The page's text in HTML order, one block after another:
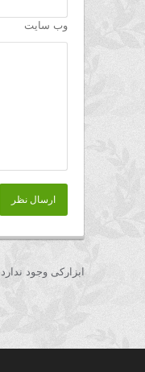
وب سایت
ارسال نظر
ابزارکی وجود ندارد